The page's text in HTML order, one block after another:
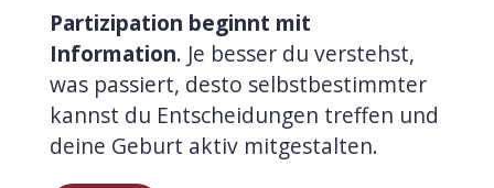
Partizipation beginnt mit
Information. Je besser du verstehst,
was passiert, desto selbstbestimmter
kannst du Entscheidungen treffen und
deine Geburt aktiv mitgestalten.